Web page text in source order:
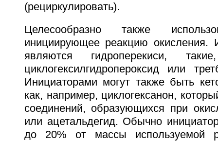
(рециркулировать).
Целесообразно также
инициирующее реакцию окисления.
являются гидроперекиси,
циклогексилгидропероксид или
Инициаторами могут также быть
как, например, циклогексанон,
соединений, образующихся при
или ацетальдегид. Обычно
до 20% от массы используемой